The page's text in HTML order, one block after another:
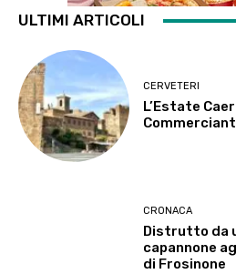
ULTIMI ARTICOLI
CERVETERI
L’Estate
CRONACA
Distrutto da
capannone
di Frosinone